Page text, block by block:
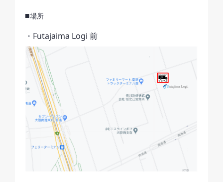
■場所
・Futajaima Logi 前